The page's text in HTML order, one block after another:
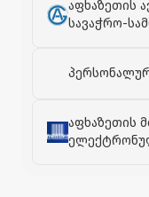
აფხაზეთის
სავაჭრო-
აფხაზეთის